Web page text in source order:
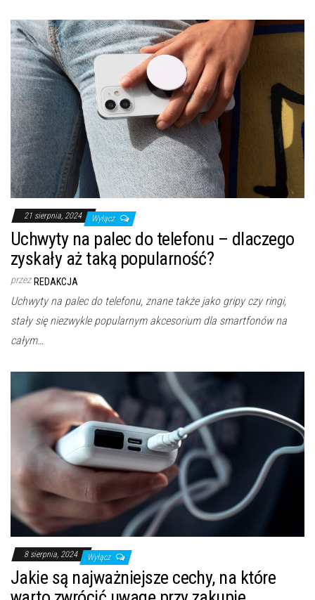
21 sierpnia, 2024 Wyłącz
Uchwyty na palec do telefonu – dlaczego
zyskały aż taką popularność?
przez REDAKCJA
Uchwyty na palec do telefonu, znane także jako gripy czy ringi,
stały się niezwykle popularnym akcesorium dla smartfonów na
całym…
8 sierpnia, 2024 Wyłącz
Jakie są najważniejsze cechy, na które